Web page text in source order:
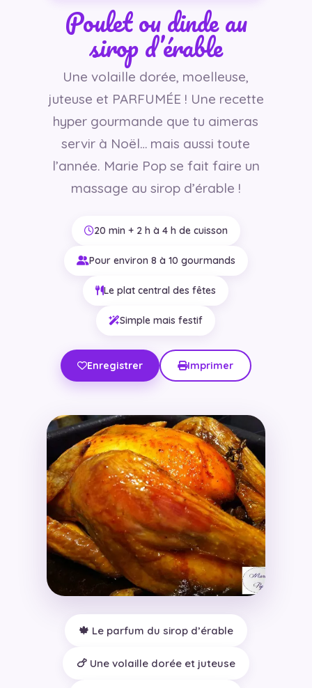
Poulet ou dinde au
sirop d’érable
Une volaille dorée, moelleuse,
juteuse et PARFUMÉE ! Une recette
hyper gourmande que tu aimeras
servir à Noël… mais aussi toute
l’année. Marie Pop se fait faire un
massage au sirop d’érable !
20 min + 2 h à 4 h de cuisson
Pour environ 8 à 10 gourmands
Le plat central des fêtes
Simple mais festif
Enregistrer Imprimer
🍁 Le parfum du sirop d’érable
🍗 Une volaille dorée et juteuse